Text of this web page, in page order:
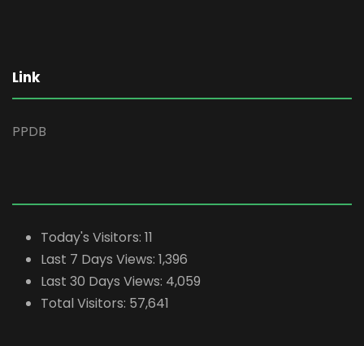
Link
PPDB
Today's Visitors: 11
Last 7 Days Views: 1,396
Last 30 Days Views: 4,059
Total Visitors: 57,641